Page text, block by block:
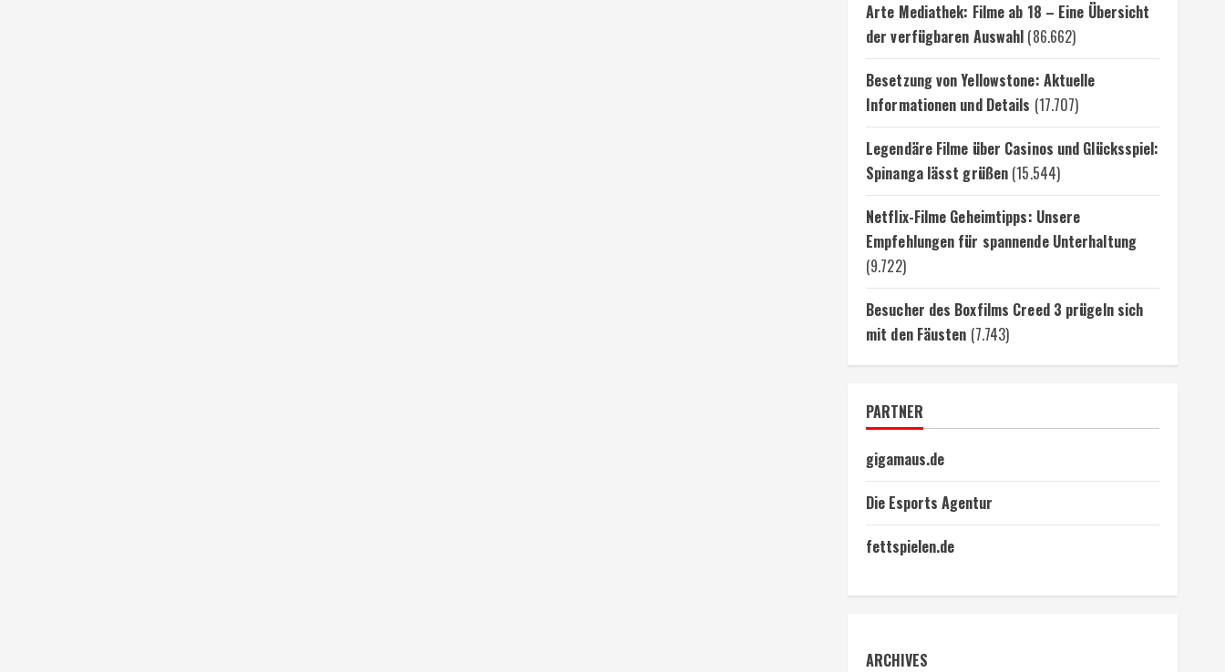
Arte Mediathek: Filme ab 18 – Eine Übersicht
der verfügbaren Auswahl (86.662)
Besetzung von Yellowstone: Aktuelle
Informationen und Details (17.707)
Legendäre Filme über Casinos und Glücksspiel:
Spinanga lässt grüßen (15.544)
Netflix-Filme Geheimtipps: Unsere
Empfehlungen für spannende Unterhaltung
(9.722)
Besucher des Boxfilms Creed 3 prügeln sich
mit den Fäusten (7.743)
PARTNER
gigamaus.de
Die Esports Agentur
fettspielen.de
ARCHIVES